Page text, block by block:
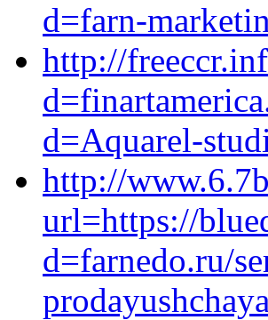
d=farn-
http://
d=Aquarel-
http://
url=https://
d=farnedo.ru/